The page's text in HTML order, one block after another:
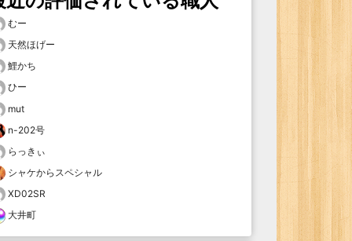
むー
天然ほげー
鯉かち
ひー
mut
n-202号
らっきぃ
シャケからスペシャル
XD02SR
大井町